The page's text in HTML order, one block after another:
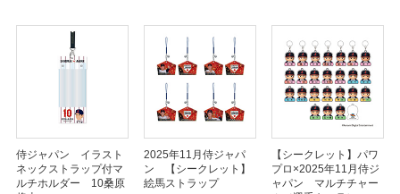
侍ジャパン イラスト
ネックストラップ付マ
ルチホルダー 10桑原
2025年11月侍ジャパ
ン 【シークレット】
絵馬ストラップ
【シークレット】パワ
プロ×2025年11月侍ジ
ャパン マルチチャー